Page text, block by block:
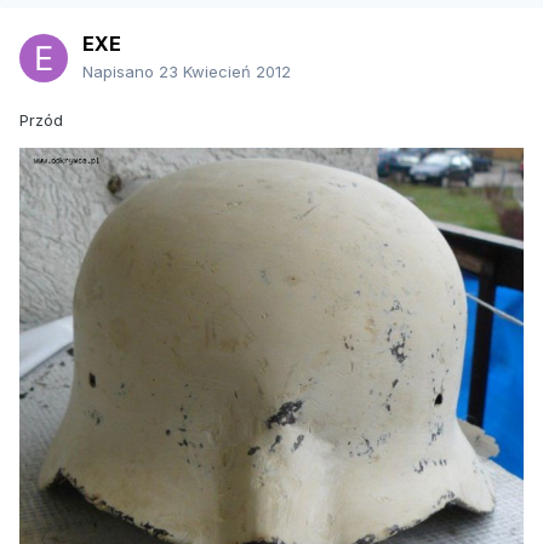
EXE
Napisano 23 Kwiecień 2012
Przód